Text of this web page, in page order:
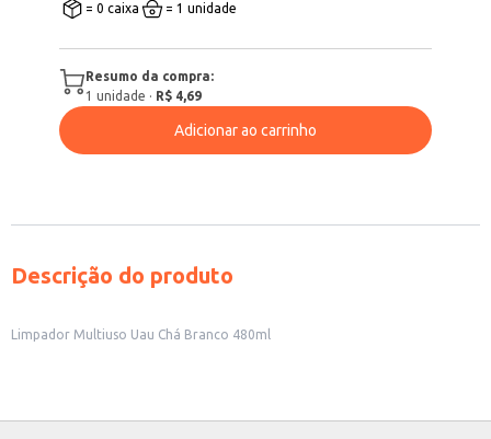
= 0 caixa = 1 unidade
Resumo da compra:
1 unidade · R$ 4,69
Adicionar ao carrinho
Descrição do produto
Limpador Multiuso Uau Chá Branco 480ml